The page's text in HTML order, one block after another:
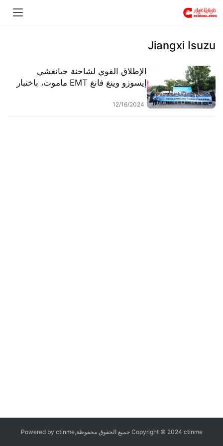
Jiangxi Isuzu
الإطلاق القوي لشاحنة جيانغشي
إيسوزو وينغ فانغ EMT ماموث، باختبار
حدودي بوزن إجمالي يبلغ 15.3 طنًا.
12/16/2024
Copyright © 2024 ctinme جميع الحقوق محفوظة,Powered by ctinme